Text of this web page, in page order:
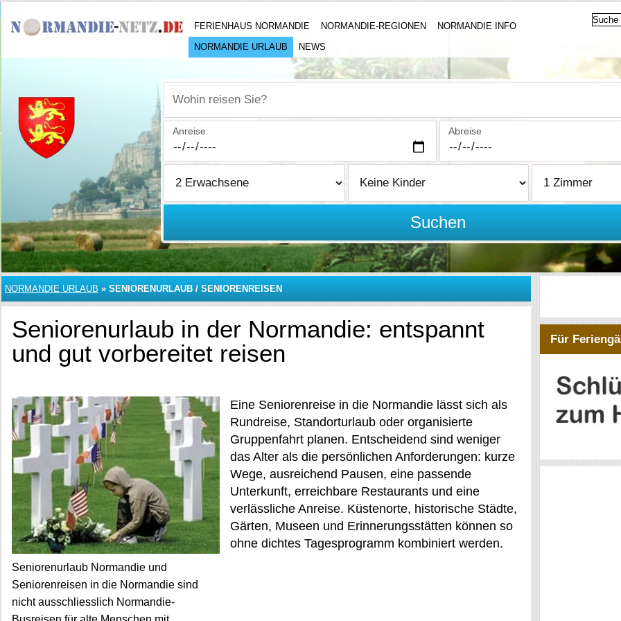
FERIENHAUS NORMANDIE NORMANDIE-REGIONEN
NORMANDIE INFO
NORMANDIE URLAUB
NEWS
Wohin reisen Sie?
Anreise Abreise
Suchen
NORMANDIE URLAUB » SENIORENURLAUB / SENIORENREISEN
Seniorenurlaub in der Normandie: entspannt
und gut vorbereitet reisen
Seniorenurlaub Normandie und
Seniorenreisen in die Normandie sind
nicht ausschliesslich Normandie-
Eine Seniorenreise in die Normandie lässt sich als
Rundreise, Standorturlaub oder organisierte
Gruppenfahrt planen. Entscheidend sind weniger
das Alter als die persönlichen Anforderungen: kurze
Wege, ausreichend Pausen, eine passende
Unterkunft, erreichbare Restaurants und eine
verlässliche Anreise. Küstenorte, historische Städte,
Gärten, Museen und Erinnerungsstätten können so
ohne dichtes Tagesprogramm kombiniert werden.
Für